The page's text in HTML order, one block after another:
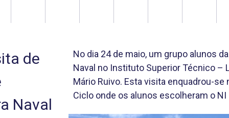
de
Naval
No dia 24 de maio, um grupo alunos
Naval no Instituto Superior Técnico –
Mário Ruivo. Esta visita enquadrou-
Ciclo onde os alunos escolheram o